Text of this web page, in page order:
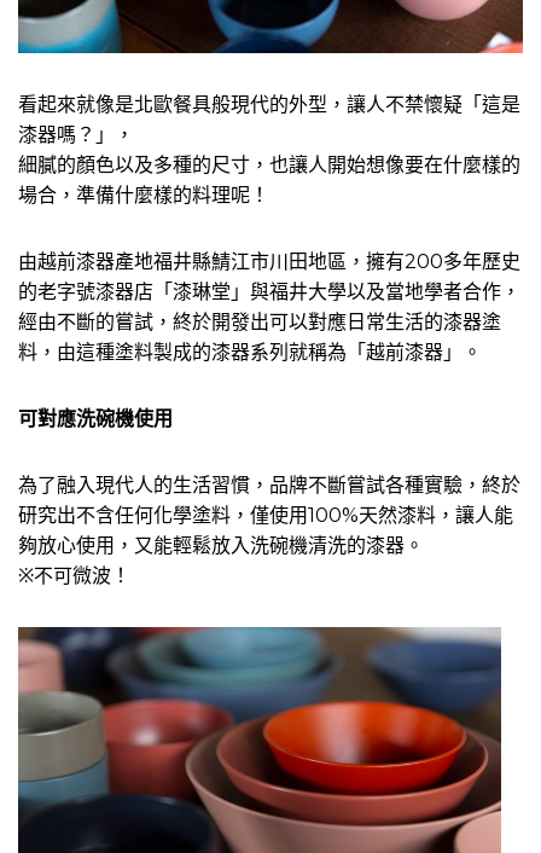
看起來就像是北歐餐具般現代的外型，讓人不禁懷疑「這是
漆器嗎？」，
細膩的顏色以及多種的尺寸，也讓人開始想像要在什麼樣的
場合，準備什麼樣的料理呢！
由越前漆器產地福井縣鯖江市川田地區，擁有200多年歷史
的老字號漆器店「漆琳堂」與福井大學以及當地學者合作，
經由不斷的嘗試，終於開發出可以對應日常生活的漆器塗
料，由這種塗料製成的漆器系列就稱為「越前漆器」。
可對應洗碗機使用
為了融入現代人的生活習慣，品牌不斷嘗試各種實驗，終於
研究出不含任何化學塗料，僅使用100%天然漆料，讓人能
夠放心使用，又能輕鬆放入洗碗機清洗的漆器。
※不可微波！